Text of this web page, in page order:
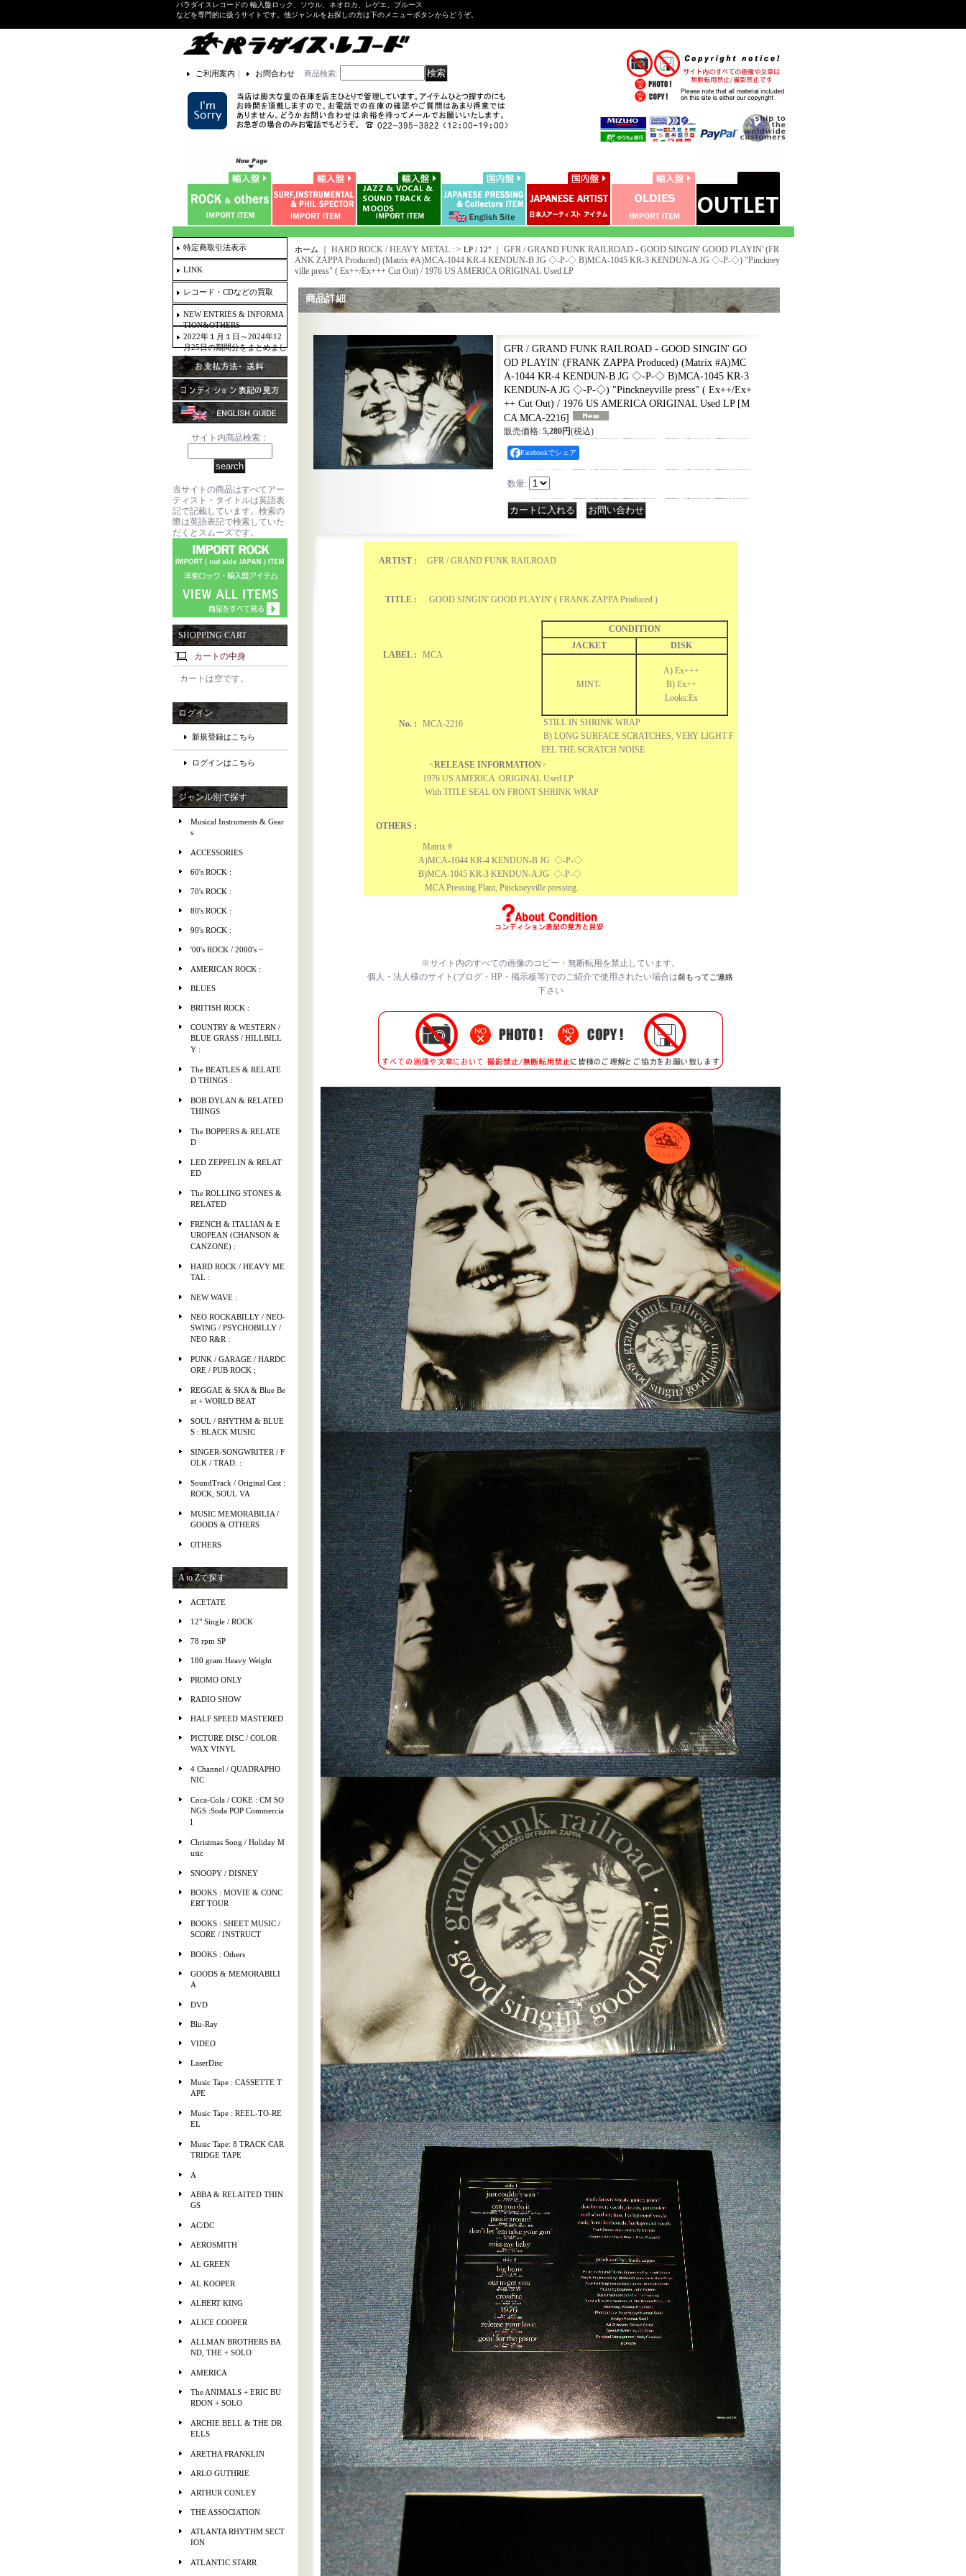
パラダイスレコードの 輸入盤ロック、ソウル、ネオロカ、レゲエ、ブルース
などを専門的に扱うサイトです。他ジャンルをお探しの方は下のメニューボタンからどうぞ。
ご利用案内 ｜ お問合わせ 商品検索:
特定商取引法表示
LINK
レコード・CDなどの買取
NEW ENTRIES & INFORMA
TION&OTHERS
2022年１月１日～2024年12
月25日の期間分をまとめまし
た。
サイト内商品検索：
当サイトの商品はすべてアー
ティスト・タイトルは英語表
記で記載しています。検索の
際は英語表記で検索していた
だくとスムーズです。
SHOPPING CART
カートの中身
カートは空です。
ログイン
新規登録はこちら
ログインはこちら
ジャンル別で探す
Musical Instruments & Gear
s
ACCESSORIES
60's ROCK :
70's ROCK :
80's ROCK :
90's ROCK :
'00's ROCK / 2000's ~
AMERICAN ROCK :
BLUES
BRITISH ROCK :
COUNTRY & WESTERN /
BLUE GRASS / HILLBILL
Y :
The BEATLES & RELATE
D THINGS :
BOB DYLAN & RELATED
THINGS
The BOPPERS & RELATE
D
LED ZEPPELIN & RELAT
ED
The ROLLING STONES &
RELATED
FRENCH & ITALIAN & E
UROPEAN (CHANSON &
CANZONE) :
HARD ROCK / HEAVY ME
TAL :
NEW WAVE :
NEO ROCKABILLY / NEO-
SWING / PSYCHOBILLY /
NEO R&R :
PUNK / GARAGE / HARDC
ORE / PUB ROCK ;
REGGAE & SKA & Blue Be
at + WORLD BEAT
SOUL / RHYTHM & BLUE
S : BLACK MUSIC
SINGER-SONGWRITER / F
OLK / TRAD. :
SoundTrack / Original Cast :
ROCK, SOUL VA
MUSIC MEMORABILIA /
GOODS & OTHERS
OTHERS
A to Zで探す
ACETATE
12" Single / ROCK
78 rpm SP
180 gram Heavy Weight
PROMO ONLY
RADIO SHOW
HALF SPEED MASTERED
PICTURE DISC / COLOR
WAX VINYL
4 Channel / QUADRAPHO
NIC
Coca-Cola / COKE : CM SO
NGS :Soda POP Commercia
l
Christmas Song / Holiday M
usic
SNOOPY / DISNEY
BOOKS : MOVIE & CONC
ERT TOUR
BOOKS : SHEET MUSIC /
SCORE / INSTRUCT
BOOKS : Others
GOODS & MEMORABILI
A
DVD
Blu-Ray
VIDEO
LaserDisc
Music Tape : CASSETTE T
APE
Music Tape : REEL-TO-RE
EL
Music Tape: 8 TRACK CAR
TRIDGE TAPE
A
ABBA & RELAITED THIN
GS
AC/DC
AEROSMITH
AL GREEN
AL KOOPER
ALBERT KING
ALICE COOPER
ALLMAN BROTHERS BA
ND, THE + SOLO
AMERICA
The ANIMALS + ERIC BU
RDON + SOLO
ARCHIE BELL & THE DR
ELLS
ARETHA FRANKLIN
ARLO GUTHRIE
ARTHUR CONLEY
THE ASSOCIATION
ATLANTA RHYTHM SECT
ION
ATLANTIC STARR
ホーム ｜ HARD ROCK / HEAVY METAL : > LP / 12"｜ GFR / GRAND FUNK RAILROAD - GOOD SINGIN' GOOD PLAYIN' (FR
ANK ZAPPA Produced) (Matrix #A)MCA-1044 KR-4 KENDUN-B JG ◇-P-◇ B)MCA-1045 KR-3 KENDUN-A JG ◇-P-◇) "Pinckney
ville press" ( Ex++/Ex+++ Cut Out) / 1976 US AMERICA ORIGINAL Used LP
商品詳細
GFR / GRAND FUNK RAILROAD - GOOD SINGIN' GO
OD PLAYIN' (FRANK ZAPPA Produced) (Matrix #A)MC
A-1044 KR-4 KENDUN-B JG ◇-P-◇ B)MCA-1045 KR-3
KENDUN-A JG ◇-P-◇) "Pinckneyville press" ( Ex++/Ex+
++ Cut Out) / 1976 US AMERICA ORIGINAL Used LP [M
CA MCA-2216]
販売価格: 5,280円(税込)
Facebookでシェア
数量:
ARTIST : GFR / GRAND FUNK RAILROAD
TITLE : GOOD SINGIN' GOOD PLAYIN' ( FRANK ZAPPA Produced )
LABEL : MCA
CONDITION
JACKET
DISK
MINT-
A) Ex+++
B) Ex++
Looks:Ex
STILL IN SHRINK WRAP
B) LONG SURFACE SCRATCHES, VERY LIGHT F
EEL THE SCRATCH NOISE
No. : MCA-2216
OTHERS :
<RELEASE INFORMATION>
1976 US AMERICA ORIGINAL Used LP
With TITLE SEAL ON FRONT SHRINK WRAP
Matrix #
A)MCA-1044 KR-4 KENDUN-B JG ◇-P-◇
B)MCA-1045 KR-3 KENDUN-A JG ◇-P-◇
MCA Pressing Plant, Pinckneyville pressing.
※サイト内のすべての画像のコピー・無断転用を禁止しています。
個人・法人様のサイト(ブログ・HP・掲示板等)でのご紹介で使用されたい場合は前もってご連絡
下さい